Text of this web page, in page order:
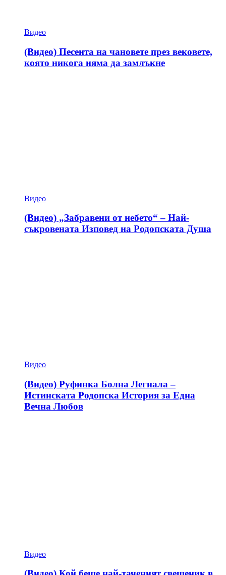
Видео
(Видео) Песента на чановете през вековете,
която никога няма да замлъкне
Видео
(Видео) „Забравени от небето“ – Най-
съкровената Изповед на Родопската Душа
Видео
(Видео) Руфинка Болна Легнала –
Истинската Родопска История за Една
Вечна Любов
Видео